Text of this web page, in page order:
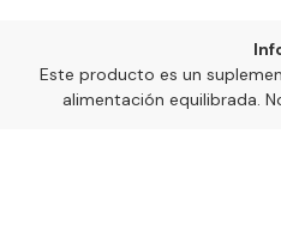
Este producto es un
alimentación equilibrada.